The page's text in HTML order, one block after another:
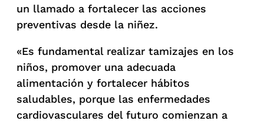
un llamado a fortalecer las acciones
preventivas desde la niñez.
«Es fundamental realizar tamizajes en los
niños, promover una adecuada
alimentación y fortalecer hábitos
saludables, porque las enfermedades
cardiovasculares del futuro comienzan a